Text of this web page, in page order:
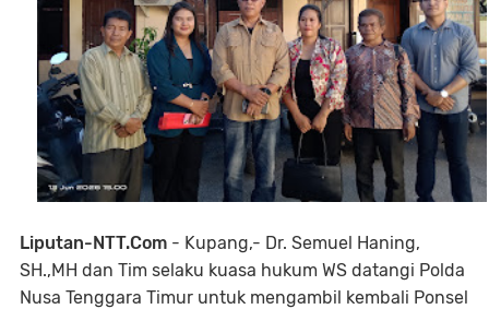
Liputan-NTT.Com - Kupang,- Dr. Semuel Haning,
SH.,MH dan Tim selaku kuasa hukum WS datangi Polda
Nusa Tenggara Timur untuk mengambil kembali Ponsel